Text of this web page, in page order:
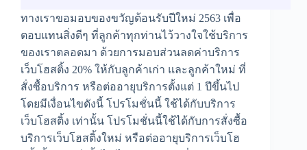
ทางเราขอมอบของขวัญต้อนรับปีใหม่ 2563 เพื่อ
ตอบแทนสิ่งดีๆ ที่ลูกค้าทุกท่านไว้วางใจใช้บริการ
ของเราตลอดมา ด้วยการมอบส่วนลดค่าบริการ
เว็บโฮสติ้ง 20% ให้กับลูกค้าเก่า และลูกค้าใหม่ ที่
สั่งซื้อบริการ หรือต่ออายุบริการตั้งแต่ 1 ปีขึ้นไป
โดยมีเงื่อนไขดังนี้ โปรโมชั่นนี้ ใช้ได้กับบริการ
เว็บโฮสติ้ง เท่านั้น โปรโมชั่นนี้ใช้ได้กับการสั่งซื้อ
บริการเว็บโฮสติ้งใหม่ หรือต่ออายุบริการเว็บโฮ